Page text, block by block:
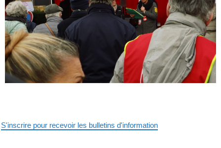
S'inscrire pour recevoir les bulletins d'information